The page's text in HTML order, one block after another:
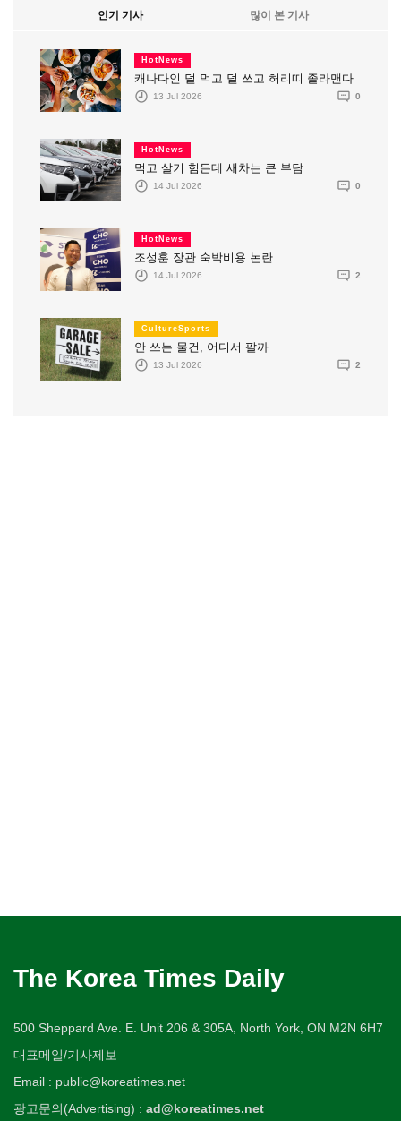
인기 기사 많이 본 기사
HotNews
캐나다인 덜 먹고 덜 쓰고 허리띠 졸라맨다
13 Jul 2026 0
HotNews
먹고 살기 힘든데 새차는 큰 부담
14 Jul 2026 0
HotNews
조성훈 장관 숙박비용 논란
14 Jul 2026 2
CultureSports
안 쓰는 물건, 어디서 팔까
13 Jul 2026 2
The Korea Times Daily
500 Sheppard Ave. E. Unit 206 & 305A, North York, ON M2N 6H7
대표메일/기사제보
Email : public@koreatimes.net
광고문의(Advertising) : ad@koreatimes.net